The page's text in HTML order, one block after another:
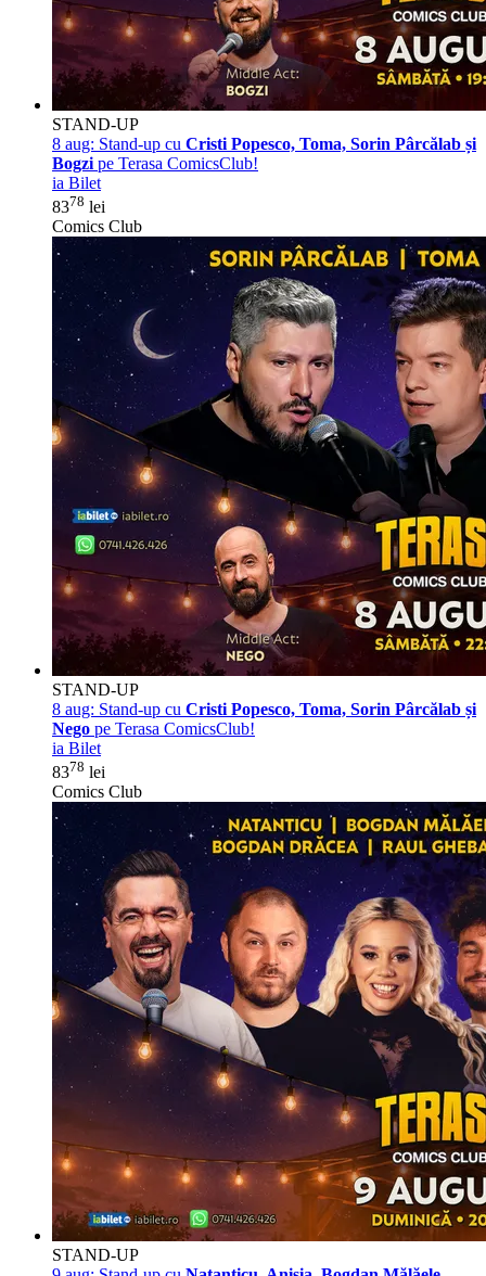
STAND-UP
8 aug: Stand-up cu Cristi Popesco, Toma, Sorin Pârcălab și
Bogzi pe Terasa ComicsClub!
ia Bilet
8378 lei
Comics Club
STAND-UP
8 aug: Stand-up cu Cristi Popesco, Toma, Sorin Pârcălab și
Nego pe Terasa ComicsClub!
ia Bilet
8378 lei
Comics Club
STAND-UP